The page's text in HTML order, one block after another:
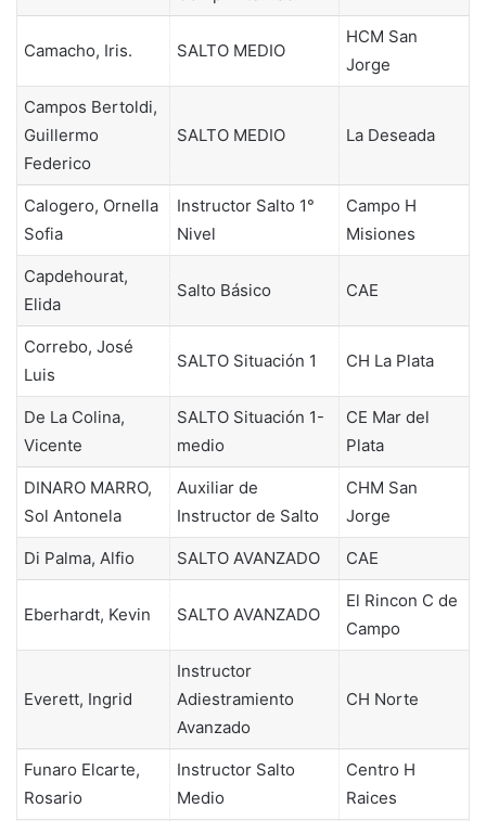
Camacho, Iris. SALTO MEDIO
HCM San
Jorge
Campos Bertoldi,
Guillermo
Federico
SALTO MEDIO La Deseada
Calogero, Ornella
Sofia
Instructor Salto 1°
Nivel
Campo H
Misiones
Capdehourat,
Elida
Salto Básico CAE
Correbo, José
Luis
SALTO Situación 1 CH La Plata
De La Colina,
Vicente
SALTO Situación 1-
medio
CE Mar del
Plata
DINARO MARRO,
Sol Antonela
Auxiliar de
Instructor de Salto
CHM San
Jorge
Di Palma, Alfio SALTO AVANZADO CAE
Eberhardt, Kevin SALTO AVANZADO
El Rincon C de
Campo
Everett, Ingrid
Instructor
Adiestramiento
Avanzado
CH Norte
Funaro Elcarte,
Rosario
Instructor Salto
Medio
Centro H
Raices